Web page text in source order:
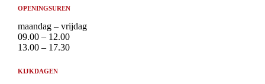
OPENINGSUREN
maandag – vrijdag
09.00 – 12.00
13.00 – 17.30
KIJKDAGEN